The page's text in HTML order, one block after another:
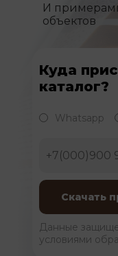
И
объектов
Куда
каталог?
Whatsapp
Данные
условиями